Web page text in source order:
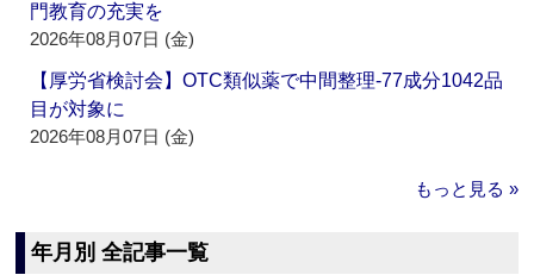
門教育の充実を
2026年08月07日 (金)
【厚労省検討会】OTC類似薬で中間整理‐77成分1042品
目が対象に
2026年08月07日 (金)
もっと見る »
年月別 全記事一覧